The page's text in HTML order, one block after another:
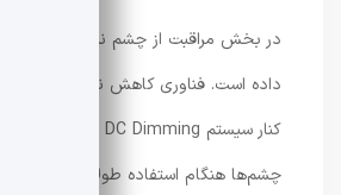
در بخش مراقبت از چشم نیز لنوو امکانات
داده است. فناوری کاهش نور آبی در
چشم‌ها هنگام استفاده طولانی کمتر خسته